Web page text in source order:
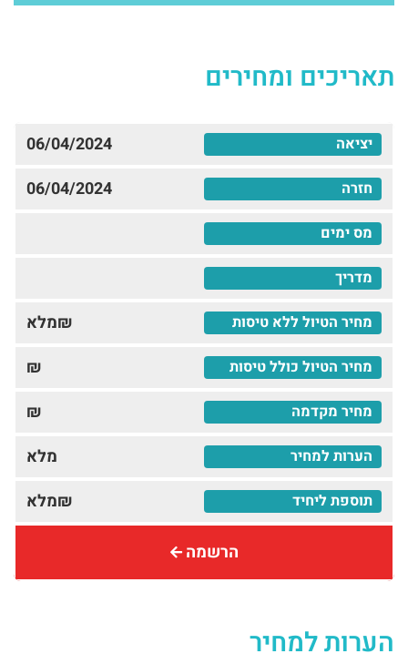
תאריכים ומחירים
06/04/2024
06/04/2024
₪מלא
₪
₪
מלא
₪מלא
הרשמה
הערות למחיר